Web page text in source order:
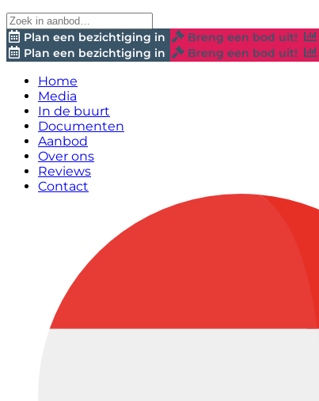
Plan een bezichtiging in Breng een bod uit!
Plan een bezichtiging in
Breng een bod uit!
Home
Media
In de buurt
Documenten
Aanbod
Over ons
Reviews
Contact